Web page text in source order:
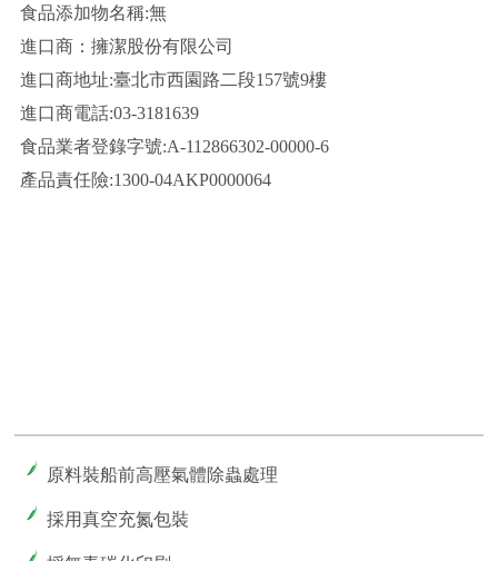
食品添加物名稱:無
進口商：擁潔股份有限公司
進口商地址:臺北市西園路二段157號9樓
進口商電話:03-3181639
食品業者登錄字號:A-112866302-00000-6
產品責任險:1300-04AKP0000064
原料裝船前高壓氣體除蟲處理
採用真空充氮包裝